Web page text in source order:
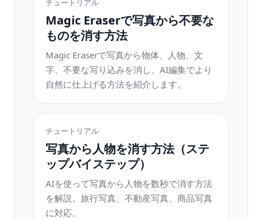
チュートリアル
Magic Eraserで写真から不要な
ものを消す方法
Magic Eraserで写真から物体、人物、文
字、不要な写り込みを消し、AI編集でより
自然に仕上げる方法を紹介します。
チュートリアル
写真から人物を消す方法（ステ
ップバイステップ）
AIを使って写真から人物を数秒で消す方法
を解説。旅行写真、不動産写真、商品写真
に対応。